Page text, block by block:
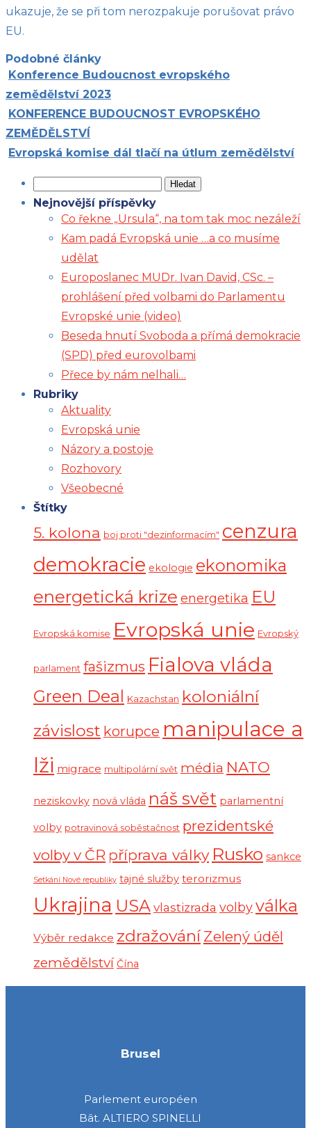
ukazuje, že se při tom nerozpakuje porušovat právo
EU.
Podobné články
Konference Budoucnost evropského
zemědělství 2023
KONFERENCE BUDOUCNOST EVROPSKÉHO
ZEMĚDĚLSTVÍ
Evropská komise dál tlačí na útlum zemědělství
Nejnovější příspěvky
Co řekne „Ursula“, na tom tak moc nezáleží
Kam padá Evropská unie …a co musíme
udělat
Europoslanec MUDr. Ivan David, CSc. –
prohlášení před volbami do Parlamentu
Evropské unie (video)
Beseda hnutí Svoboda a přímá demokracie
(SPD) před eurovolbami
Přece by nám nelhali…
Rubriky
Aktuality
Evropská unie
Názory a postoje
Rozhovory
Všeobecné
Štítky
5. kolona boj proti "dezinformacím" cenzura
demokracie ekologie ekonomika
energetická krize energetika EU
Evropská komise Evropská unie Evropský
parlament fašizmus Fialova vláda
Green Deal Kazachstan koloniální
závislost korupce manipulace a
lži migrace multipolární svět média NATO
neziskovky nová vláda náš svět parlamentní
volby potravinová soběstačnost prezidentské
volby v ČR příprava války Rusko sankce
Setkání Nové republiky tajné služby terorizmus
Ukrajina USAvlastizrada volbyválka
Výběr redakce zdražování Zelený úděl
zemědělství Čína
Brusel
Parlement européen
Bât. ALTIERO SPINELLI